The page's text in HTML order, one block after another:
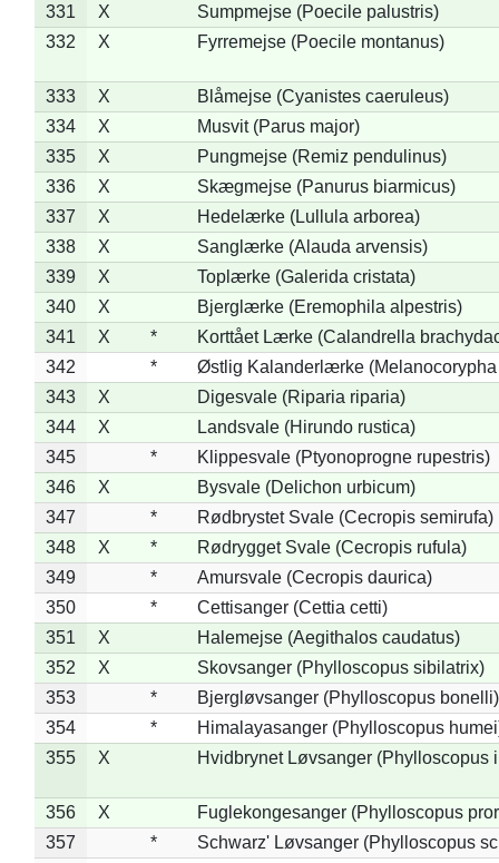
331
X
Sumpmejse (Poecile palustris)
332
X Fyrremejse (Poecile montanus)
333 X
Blåmejse (Cyanistes caeruleus)
334
X
Musvit (Parus major)
335
X
Pungmejse (Remiz pendulinus)
336
X
Skægmejse (Panurus biarmicus)
337
X
Hedelærke (Lullula arborea)
338
X
Sanglærke (Alauda arvensis)
339
X
Toplærke (Galerida cristata)
340
X
Bjerglærke (Eremophila alpestris)
341
X *
Korttået Lærke (Calandrella
342
*
Østlig Kalanderlærke (Melanocorypha
343
X
Digesvale (Riparia riparia)
344
X
Landsvale (Hirundo rustica)
345
*
Klippesvale (Ptyonoprogne rupestris)
346
X
Bysvale (Delichon urbicum)
347
*
Rødbrystet Svale (Cecropis semirufa)
348
X *
Rødrygget Svale (Cecropis rufula)
349
*
Amursvale (Cecropis daurica)
350
*
Cettisanger (Cettia cetti)
351
X
Halemejse (Aegithalos caudatus)
352
X
Skovsanger (Phylloscopus sibilatrix)
353
*
Bjergløvsanger (Phylloscopus bonelli)
354
*
Himalayasanger (Phylloscopus
355
X Hvidbrynet Løvsanger (Phylloscopus
356 X
Fuglekongesanger (Phylloscopus
357
*
Schwarz' Løvsanger (Phylloscopus